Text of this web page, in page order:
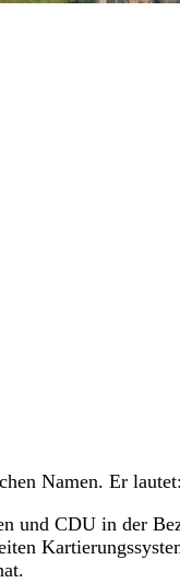
Namen. Er
und CDU in der